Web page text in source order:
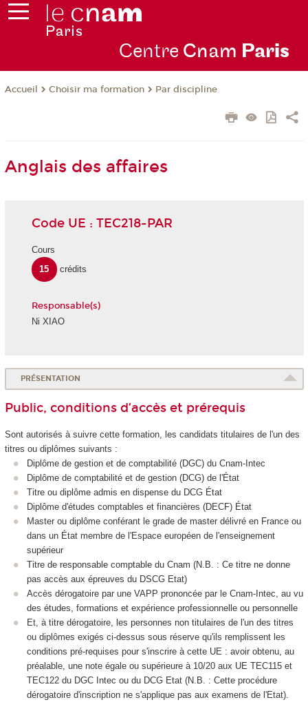
Centre Cnam Paris
Accueil Choisir ma formation Par discipline
Anglais des affaires
Code UE : TEC218-PAR
Cours
15
crédits
Responsable(s)
Ni XIAO
PRÉSENTATION
Public, conditions d’accès et prérequis
Sont autorisés à suivre cette formation, les candidats titulaires de l'un des
titres ou diplômes suivants :
Diplôme de gestion et de comptabilité (DGC) du Cnam-Intec
Diplôme de comptabilité et de gestion (DCG) de l'État
Titre ou diplôme admis en dispense du DCG État
Diplôme d'études comptables et financières (DECF) État
Master ou diplôme conférant le grade de master délivré en France ou
dans un État membre de l'Espace européen de l'enseignement
supérieur
Titre de responsable comptable du Cnam (N.B. : Ce titre ne donne
pas accès aux épreuves du DSCG Etat)
Accès dérogatoire par une VAPP prononcée par le Cnam-Intec, au vu
des études, formations et expérience professionnelle ou personnelle
Et, à titre dérogatoire, les personnes non titulaires de l'un des titres
ou diplômes exigés ci-dessus sous réserve qu'ils remplissent les
conditions pré-requises pour s'inscrire à cette UE : avoir obtenu, au
préalable, une note égale ou supérieure à 10/20 aux UE TEC115 et
TEC122 du DGC Intec ou du DCG Etat (N.B. : Cette procédure
dérogatoire d'inscription ne s'applique pas aux examens de l'Etat).